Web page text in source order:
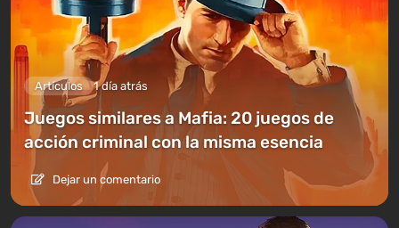
Artículos 1 día atrás
Juegos similares a Mafia: 20 juegos de
acción criminal con la misma esencia
Dejar un comentario